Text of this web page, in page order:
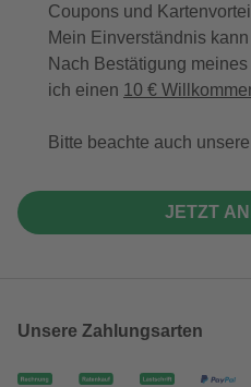
Coupons und
Mein Einverständnis
Nach Bestätigung
ich einen 10 €
Bitte beachte auch unsere
JETZT
Unsere Zahlungsarten